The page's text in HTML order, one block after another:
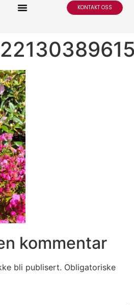
KONTAKT OSS
kommentar
bli publisert. Obligatoriske